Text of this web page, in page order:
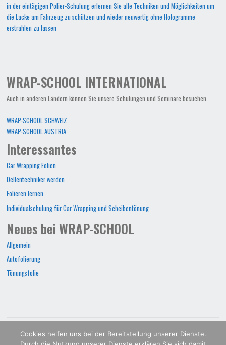
in der eintägigen Polier-Schulung erlernen Sie alle Techniken und Möglichkeiten um
die Lacke am Fahrzeug zu schützen und wieder neuwertig ohne Hologramme
erstrahlen zu lassen
WRAP-SCHOOL INTERNATIONAL
Auch in anderen Ländern können Sie unsere Schulungen und Seminare besuchen.
WRAP-SCHOOL SCHWEIZ
WRAP-SCHOOL AUSTRIA
Interessantes
Car Wrapping Folien
Dellentechniker werden
Folieren lernen
Individualschulung für Car Wrapping und Scheibentönung
Neues bei WRAP-SCHOOL
Allgemein
Autofolierung
Tönungsfolie
Cookies helfen uns bei der Bereitstellung unserer Dienste.